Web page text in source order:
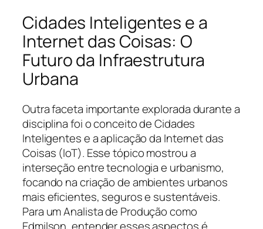
Cidades Inteligentes e a
Internet das Coisas: O
Futuro da Infraestrutura
Urbana
Outra faceta importante explorada durante a
disciplina foi o conceito de Cidades
Inteligentes e a aplicação da Internet das
Coisas (IoT). Esse tópico mostrou a
interseção entre tecnologia e urbanismo,
focando na criação de ambientes urbanos
mais eficientes, seguros e sustentáveis.
Para um Analista de Produção como